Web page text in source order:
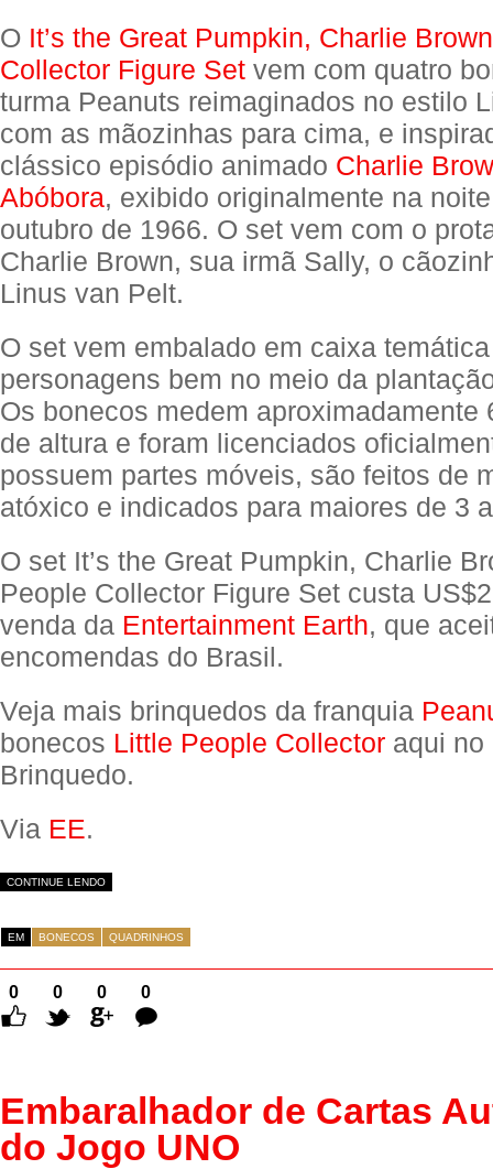
O It’s the Great Pumpkin, Charlie
Collector Figure Set vem com quatro
turma Peanuts reimaginados no estilo
com as mãozinhas para cima, e
clássico episódio animado Charlie
Abóbora, exibido originalmente na
outubro de 1966. O set vem com o
Charlie Brown, sua irmã Sally, o
Linus van Pelt.
O set vem embalado em caixa
personagens bem no meio da
Os bonecos medem aproximadamente
de altura e foram licenciados
possuem partes móveis, são feitos de
atóxico e indicados para maiores de 3
O set It’s the Great Pumpkin, Charlie
People Collector Figure Set custa
venda da Entertainment Earth, que
encomendas do Brasil.
Veja mais brinquedos da franquia
bonecos Little People Collector aqui no
Brinquedo.
Via EE.
CONTINUE LENDO
EM BONECOS QUADRINHOS
0 0 0
0
Comentários
Embaralhador de Cartas
do Jogo UNO